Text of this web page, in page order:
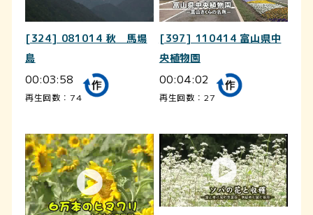
[324] 081014 秋 馬場
島
00:03:58
再生回数：74
[397] 110414 富山県中
央植物園
00:04:02
再生回数：27